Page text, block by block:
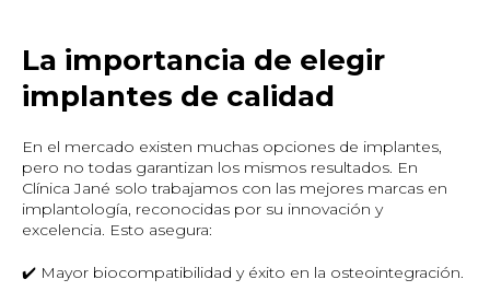
La importancia de elegir
implantes de calidad
En el mercado existen muchas opciones de implantes,
pero no todas garantizan los mismos resultados. En
Clínica Jané solo trabajamos con las mejores marcas en
implantología, reconocidas por su innovación y
excelencia. Esto asegura:
✔️ Mayor biocompatibilidad y éxito en la osteointegración.